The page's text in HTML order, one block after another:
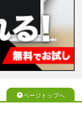
ページトップへ